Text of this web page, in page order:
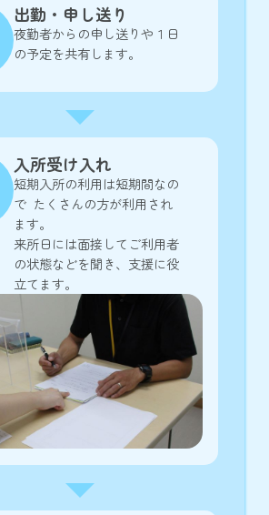
出勤・申し送り
夜勤者からの申し送りや１日
の予定を共有します。
入所受け入れ
短期入所の利用は短期間なの
で たくさんの方が利用され
ます。
来所日には面接してご利用者
の状態などを聞き、支援に役
立てます。